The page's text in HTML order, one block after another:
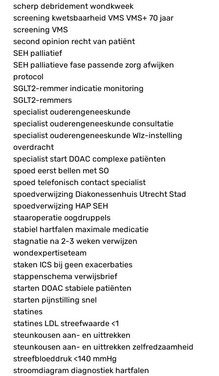
scherp debridement wondkweek
screening kwetsbaarheid VMS VMS+ 70 jaar
screening VMS
second opinion recht van patiënt
SEH palliatief
SEH palliatieve fase passende zorg afwijken
protocol
SGLT2-remmer indicatie monitoring
SGLT2-remmers
specialist ouderengeneeskunde
specialist ouderengeneeskunde consultatie
specialist ouderengeneeskunde Wlz-instelling
overdracht
specialist start DOAC complexe patiënten
spoed eerst bellen met SO
spoed telefonisch contact specialist
spoedverwijzing Diakonessenhuis Utrecht Stad
spoedverwijzing HAP SEH
staaroperatie oogdruppels
stabiel hartfalen maximale medicatie
stagnatie na 2-3 weken verwijzen
wondexpertiseteam
staken ICS bij geen exacerbaties
stappenschema verwijsbrief
starten DOAC stabiele patiënten
starten pijnstilling snel
statines
statines LDL streefwaarde <1
steunkousen aan- en uittrekken
steunkousen aan- en uittrekken zelfredzaamheid
streefbloeddruk <140 mmHg
stroomdiagram diagnostiek hartfalen